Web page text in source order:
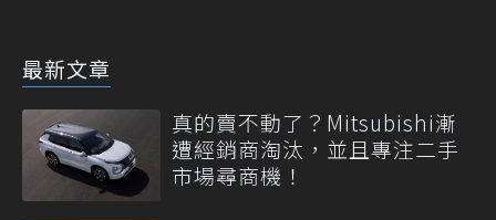
最新文章
真的賣不動了？Mitsubishi漸
遭經銷商淘汰，並且專注二手
市場尋商機！